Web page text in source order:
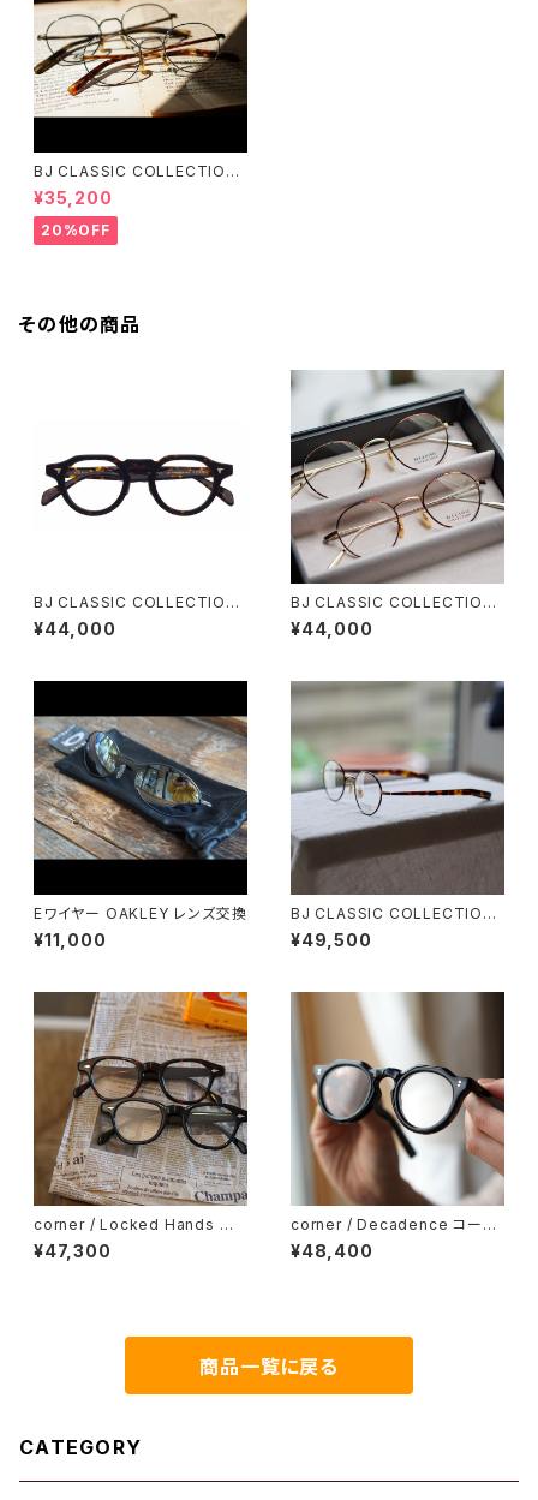
BJ CLASSIC COLLECTION
¥35,200
20%OFF
その他の商品
BJ CLASSIC COLLECTION
P-578MP BJクラシック アセテ
ート クラウンパント
¥44,000
BJ CLASSIC COLLECTION
PREM-114BSNT スモールサイ
ズ BJクラシック
¥44,000
Eワイヤー OAKLEY レンズ交換
¥11,000
BJ CLASSIC COLLECTION
PREM-114S FPT BJクラシッ
ク 2025AW
¥49,500
corner / Locked Hands コ
ーナー ロックドハンズ <orner
¥47,300
corner / Decadence コーナ
ー デカダンス <orner
¥48,400
商品一覧に戻る
CATEGORY